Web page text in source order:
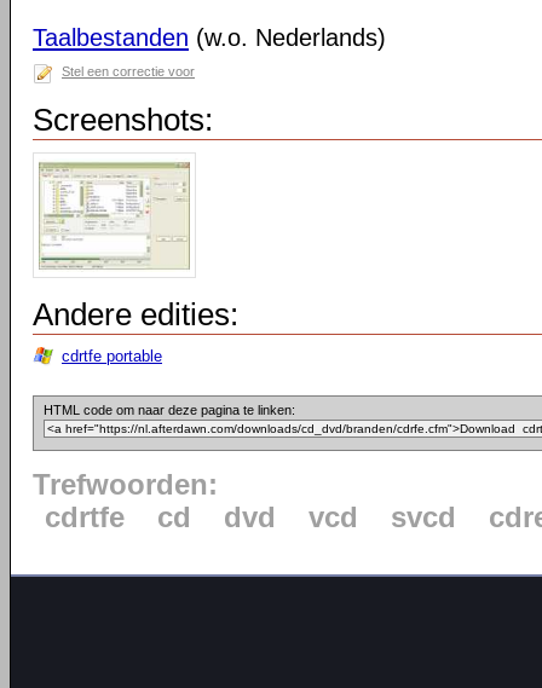
Taalbestanden (w.o. Nederlands)
Stel een correctie voor
Screenshots:
Andere edities:
cdrtfe portable
HTML code om naar deze pagina te linken:
Trefwoorden:
cdrtfe
cd dvd vcd svcd